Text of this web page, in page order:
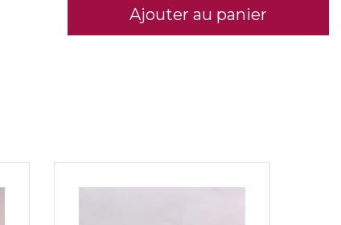
Ajouter au panier